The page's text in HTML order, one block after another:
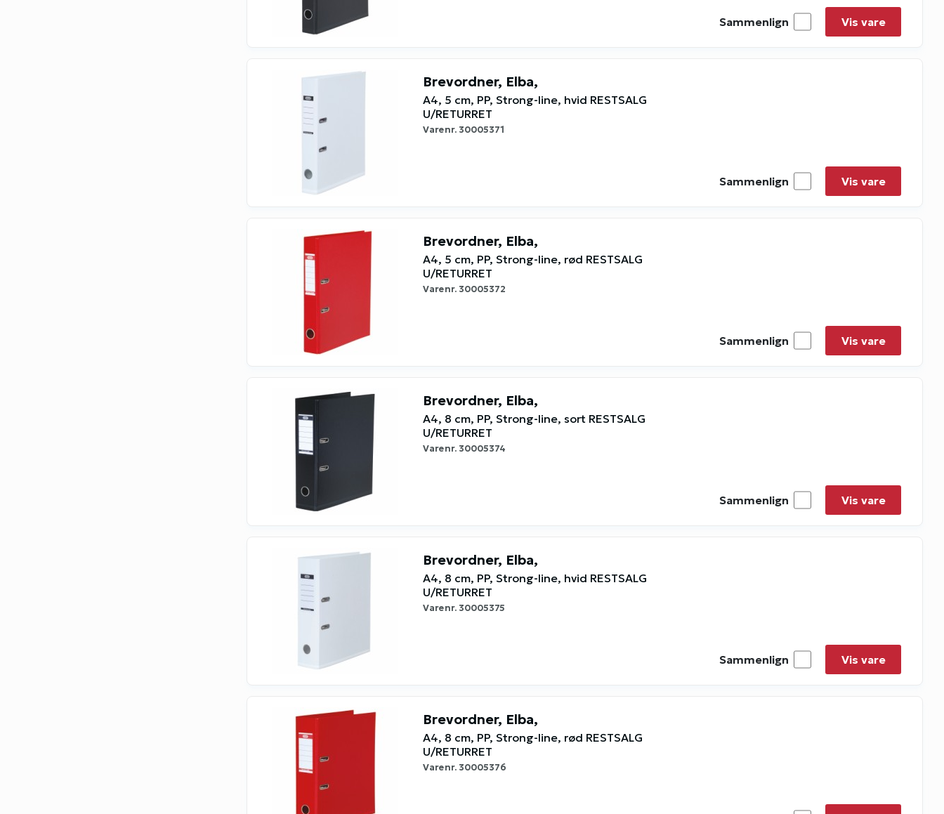
Sammenlign Vis vare
Brevordner, Elba,
A4, 5 cm, PP, Strong-line, hvid RESTSALG
U/RETURRET
Varenr. 30005371
Sammenlign Vis vare
Brevordner, Elba,
A4, 5 cm, PP, Strong-line, rød RESTSALG
U/RETURRET
Varenr. 30005372
Sammenlign Vis vare
Brevordner, Elba,
A4, 8 cm, PP, Strong-line, sort RESTSALG
U/RETURRET
Varenr. 30005374
Sammenlign Vis vare
Brevordner, Elba,
A4, 8 cm, PP, Strong-line, hvid RESTSALG
U/RETURRET
Varenr. 30005375
Sammenlign Vis vare
Brevordner, Elba,
A4, 8 cm, PP, Strong-line, rød RESTSALG
U/RETURRET
Varenr. 30005376